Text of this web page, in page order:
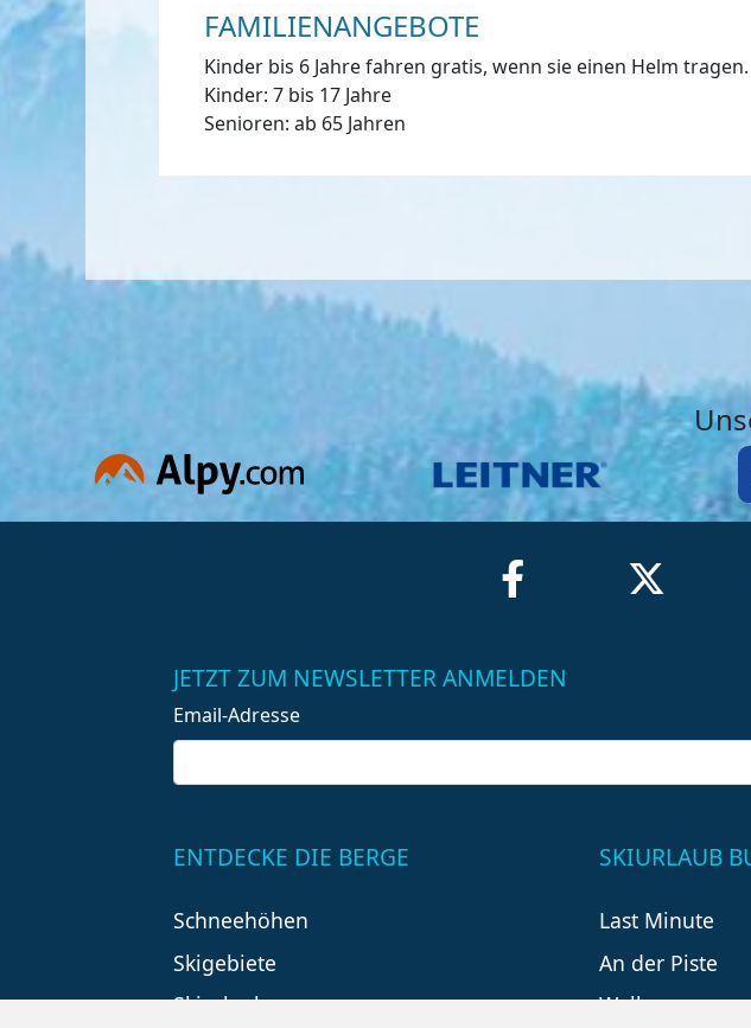
FAMILIENANGEBOTE
Kinder bis 6 Jahre fahren gratis, wenn sie einen Helm tragen.
Kinder: 7 bis 17 Jahre
Senioren: ab 65 Jahren
JETZT ZUM NEWSLETTER ANMELDEN
Email-Adresse
ENTDECKE DIE BERGE
Schneehöhen
Skigebiete
Skiurlaub
SKIURLAUB
Last Minute
An der Piste
Wellness